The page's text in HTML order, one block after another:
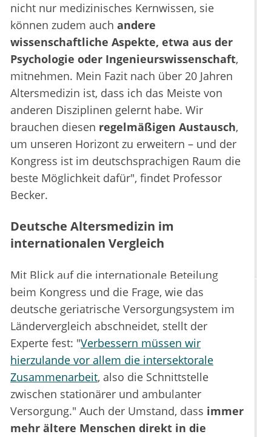
nicht nur medizinisches Kernwissen, sie
können zudem auch andere
wissenschaftliche Aspekte, etwa aus der
Psychologie oder Ingenieurswissenschaft,
mitnehmen. Mein Fazit nach über 20 Jahren
Altersmedizin ist, dass ich das Meiste von
anderen Disziplinen gelernt habe. Wir
brauchen diesen regelmäßigen Austausch,
um unseren Horizont zu erweitern – und der
Kongress ist im deutschsprachigen Raum die
beste Möglichkeit dafür", findet Professor
Becker.
Deutsche Altersmedizin im
internationalen Vergleich
Mit Blick auf die internationale Beteilung
beim Kongress und die Frage, wie das
deutsche geriatrische Versorgungsystem im
Ländervergleich abschneidet, stellt der
Experte fest: "Verbessern müssen wir
hierzulande vor allem die intersektorale
Zusammenarbeit, also die Schnittstelle
zwischen stationärer und ambulanter
Versorgung." Auch der Umstand, dass immer
mehr ältere Menschen direkt in die